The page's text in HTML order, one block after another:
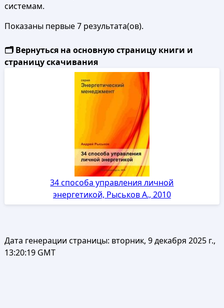
системам.
Показаны первые 7 результата(ов).
🗂️ Вернуться на основную страницу книги и
страницу скачивания
34 способа управления личной
энергетикой, Рыськов А., 2010
Дата генерации страницы: вторник, 9 декабря 2025 г.,
13:20:19 GMT